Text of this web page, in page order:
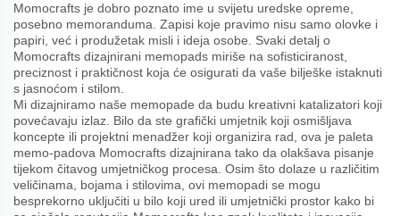
Momocrafts je dobro poznato ime u svijetu uredske opreme,
posebno memoranduma. Zapisi koje pravimo nisu samo olovke i
papiri, već i produžetak misli i ideja osobe. Svaki detalj o
Momocrafts dizajnirani memopads miriše na sofisticiranost,
preciznost i praktičnost koja će osigurati da vaše bilješke istaknuti
s jasnoćom i stilom.
Mi dizajniramo naše memopade da budu kreativni katalizatori koji
povećavaju izlaz. Bilo da ste grafički umjetnik koji osmišljava
koncepte ili projektni menadžer koji organizira rad, ova je paleta
memo-padova Momocrafts dizajnirana tako da olakšava pisanje
tijekom čitavog umjetničkog procesa. Osim što dolaze u različitim
veličinama, bojama i stilovima, ovi memopadi se mogu
besprekorno uključiti u bilo koji ured ili umjetnički prostor kako bi